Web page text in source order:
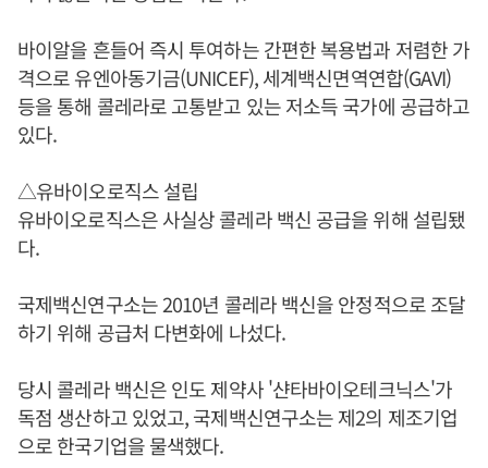
바이알을 흔들어 즉시 투여하는 간편한 복용법과 저렴한 가
격으로 유엔아동기금(UNICEF), 세계백신면역연합(GAVI)
등을 통해 콜레라로 고통받고 있는 저소득 국가에 공급하고
있다.
△유바이오로직스 설립
유바이오로직스은 사실상 콜레라 백신 공급을 위해 설립됐
다.
국제백신연구소는 2010년 콜레라 백신을 안정적으로 조달
하기 위해 공급처 다변화에 나섰다.
당시 콜레라 백신은 인도 제약사 '샨타바이오테크닉스'가
독점 생산하고 있었고, 국제백신연구소는 제2의 제조기업
으로 한국기업을 물색했다.